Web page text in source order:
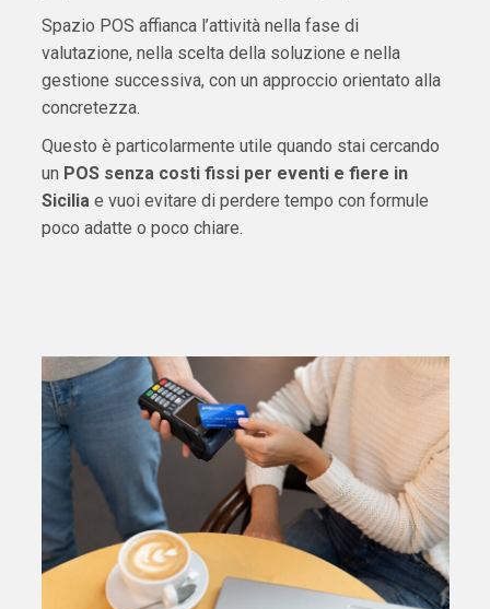
Spazio POS affianca l’attività nella fase di
valutazione, nella scelta della soluzione e nella
gestione successiva, con un approccio orientato alla
concretezza.
Questo è particolarmente utile quando stai cercando
un POS senza costi fissi per eventi e fiere in
Siciliae vuoi evitare di perdere tempo con formule
poco adatte o poco chiare.